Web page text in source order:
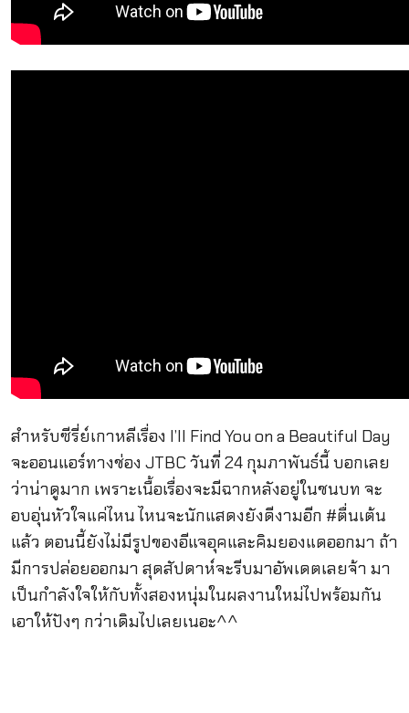
สำหรับซีรี่ย์เกาหลีเรื่อง I’ll Find You on a Beautiful Day
จะออนแอร์ทางช่อง JTBC วันที่ 24 กุมภาพันธ์นี้ บอกเลย
ว่าน่าดูมาก เพราะเนื้อเรื่องจะมีฉากหลังอยู่ในชนบท จะ
อบอุ่นหัวใจแค่ไหน ไหนจะนักแสดงยังดีงามอีก #ตื่นเต้น
แล้ว ตอนนี้ยังไม่มีรูปของอีแจอุคและคิมยองแดออกมา ถ้า
มีการปล่อยออกมา สุดสัปดาห์จะรีบมาอัพเดตเลยจ้า มา
เป็นกำลังใจให้กับทั้งสองหนุ่มในผลงานใหม่ไปพร้อมกัน
เอาให้ปังๆ กว่าเดิมไปเลยเนอะ^^